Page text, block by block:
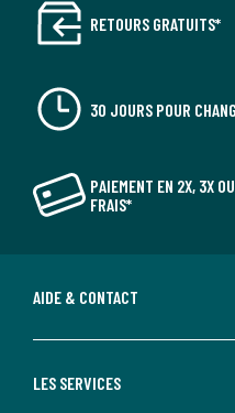
RETOURS GRATUITS*
30 JOURS POUR
PAIEMENT EN 2X, 3X
FRAIS*
AIDE & CONTACT
LES SERVICES